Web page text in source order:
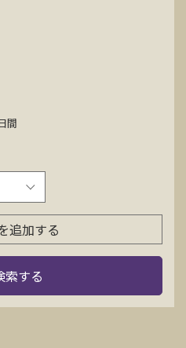
料請求
お問い合わせ
検索
間
追加する
索する